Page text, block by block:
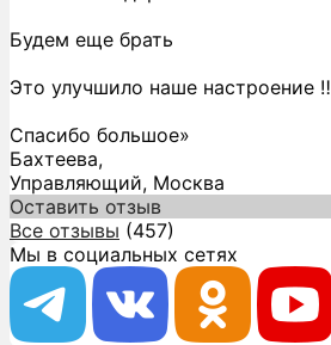
Будем еще брать
Это улучшило наше настроение ‼️
Спасибо большое»
Бахтеева,
Управляющий, Москва
Оставить отзыв
Все отзывы (457)
Мы в социальных сетях